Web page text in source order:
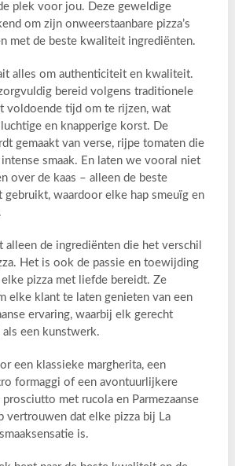
plek voor jou. Deze geweldige
om zijn onweerstaanbare pizza’s
met de beste kwaliteit ingrediënten.
alles om authenticiteit en kwaliteit.
bereid volgens traditionele
voldoende tijd om te rijzen, wat
en knapperige korst. De
gemaakt van verse, rijpe tomaten die
smaak. En laten we vooral niet
over de kaas – alleen de beste
gebruikt, waardoor elke hap smeuïg en
alleen de ingrediënten die het verschil
Het is ook de passie en toewijding
pizza met liefde bereidt. Ze
elke klant te laten genieten van een
ervaring, waarbij elk gerecht
een kunstwerk.
een klassieke margherita, een
formaggi of een avontuurlijkere
met rucola en Parmezaanse
vertrouwen dat elke pizza bij La
is.